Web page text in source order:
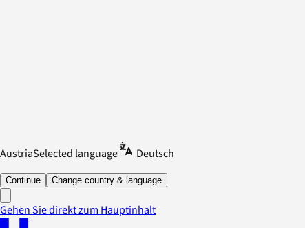
AustriaSelected language Deutsch
Continue Change country & language
Gehen Sie direkt zum Hauptinhalt